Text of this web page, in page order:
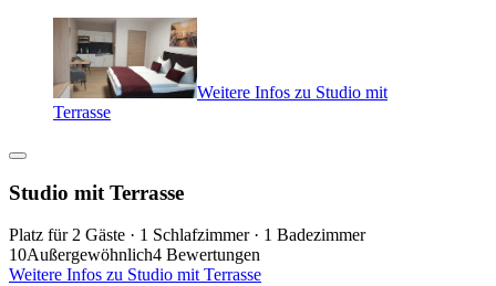
Weitere Infos zu Studio mit
Terrasse
Studio mit Terrasse
Platz für 2 Gäste · 1 Schlafzimmer · 1 Badezimmer
10Außergewöhnlich4 Bewertungen
Weitere Infos zu Studio mit Terrasse